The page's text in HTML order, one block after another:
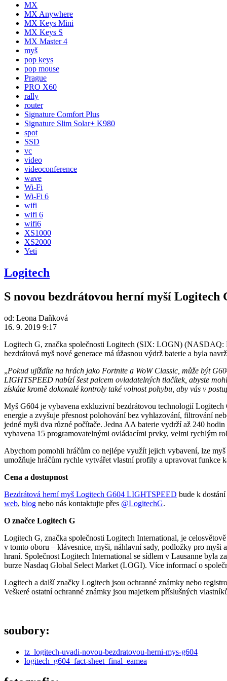
MX
MX Anywhere
MX Keys Mini
MX Keys S
MX Master 4
myš
pop keys
pop mouse
Prague
PRO X60
rally
router
Signature Comfort Plus
Signature Slim Solar+ K980
spot
SSD
vc
video
videoconference
wave
Wi-Fi
Wi-Fi 6
wifi
wifi 6
wifi6
XS1000
XS2000
Yeti
Logitech
S novou bezdrátovou herní myší Logitech
od: Leona Daňková
16. 9. 2019 9:17
Logitech G, značka společnosti Logitech (SIX: LOGN) (NASDAQ:
bezdrátová myš nové generace má úžasnou výdrž baterie a byla
„Pokud ujíždíte na hrách jako Fortnite a WoW Classic, může být
LIGHTSPEED nabízí šest palcem ovladatelných tlačítek, abyste
získáte kromě dokonalé kontroly také volnost pohybu, aby vás v
Myš G604 je vybavena exkluzivní bezdrátovou technologií
energie a zvyšuje přesnost polohování bez vyhlazování, filtrování
jedné myši dva různé počítače. Jedna AA baterie vydrží až 240
vybavena 15 programovatelnými ovládacími prvky, velmi rychlým
Abychom pomohli hráčům co nejlépe využít jejich vybavení, lze
umožňuje hráčům rychle vytvářet vlastní profily a upravovat funkce
Cena a dostupnost
Bezdrátová herní myš Logitech G604 LIGHTSPEED bude k
web, blog nebo nás kontaktujte přes @LogitechG.
O značce Logitech G
Logitech G, značka společnosti Logitech International, je
v tomto oboru – klávesnice, myši, náhlavní sady, podložky pro
hraní. Společnost Logitech International se sídlem v Lausanne byla
burze Nasdaq Global Select Market (LOGI). Více informací o
Logitech a další značky Logitech jsou ochranné známky nebo
Veškeré ostatní ochranné známky jsou majetkem příslušných
soubory:
tz_logitech-uvadi-novou-bezdratovou-herni-mys-g604
logitech_g604_fact-sheet_final_eamea